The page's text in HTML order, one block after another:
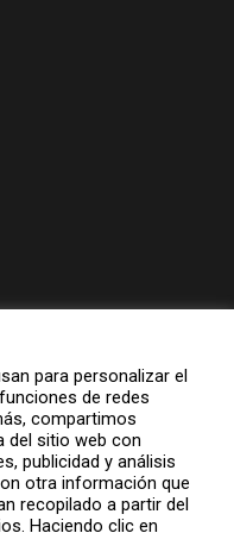
para personalizar el
de redes
compartimos
del sitio web con
publicidad y análisis
otra información que
recopilado a partir del
Haciendo clic en